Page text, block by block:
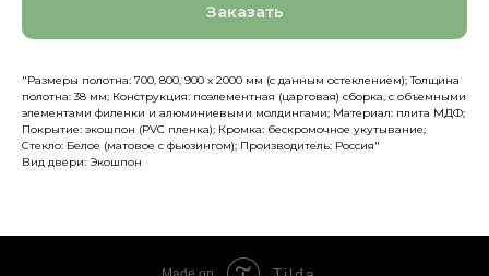
Заказать
"Размеры полотна: 700, 800, 900 х 2000 мм (с данным остеклением); Толщина
полотна: 38 мм; Конструкция: поэлементная (царговая) сборка, с объемными
элементами филенки и алюминиевыми молдингами; Материал: плита МДФ;
Покрытие: экошпон (PVC пленка); Кромка: бескромочное укутывание;
Стекло: Белое (матовое с фьюзингом); Производитель: Россия"
Вид двери: Экошпон